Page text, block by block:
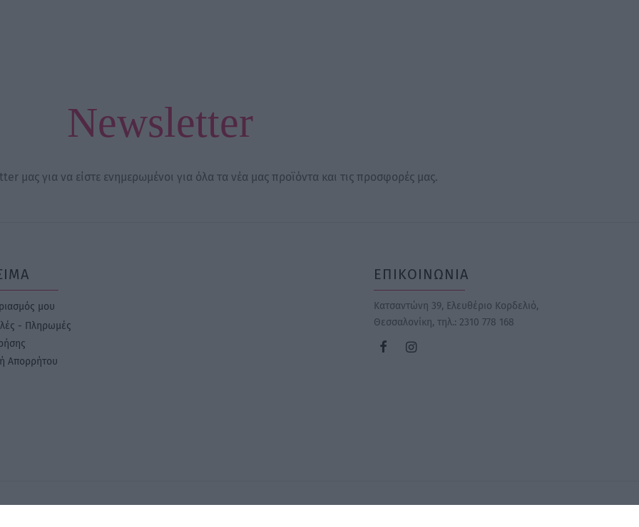
Newsletter
μας για να είστε ενημερωμένοι για όλα τα νέα μας προϊόντα και τις προσφορές μας.
μου
- Πληρωμές
Απορρήτου
ΕΠΙΚΟΙΝΩΝΙΑ
Κατσαντώνη 39, Ελευθέριο Κορδελιό,
Θεσσαλονίκη, τηλ.: 2310 778 168